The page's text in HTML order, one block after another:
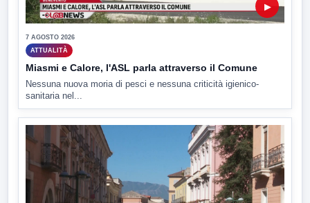
▶
7 AGOSTO 2026
ATTUALITÀ
Miasmi e Calore, l'ASL parla attraverso il Comune
Nessuna nuova moria di pesci e nessuna criticità igienico-
sanitaria nel...